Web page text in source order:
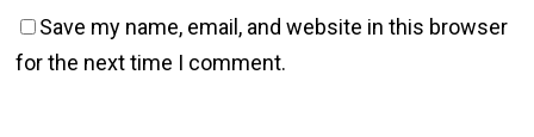
Save my name, email, and website in this browser
for the next time I comment.